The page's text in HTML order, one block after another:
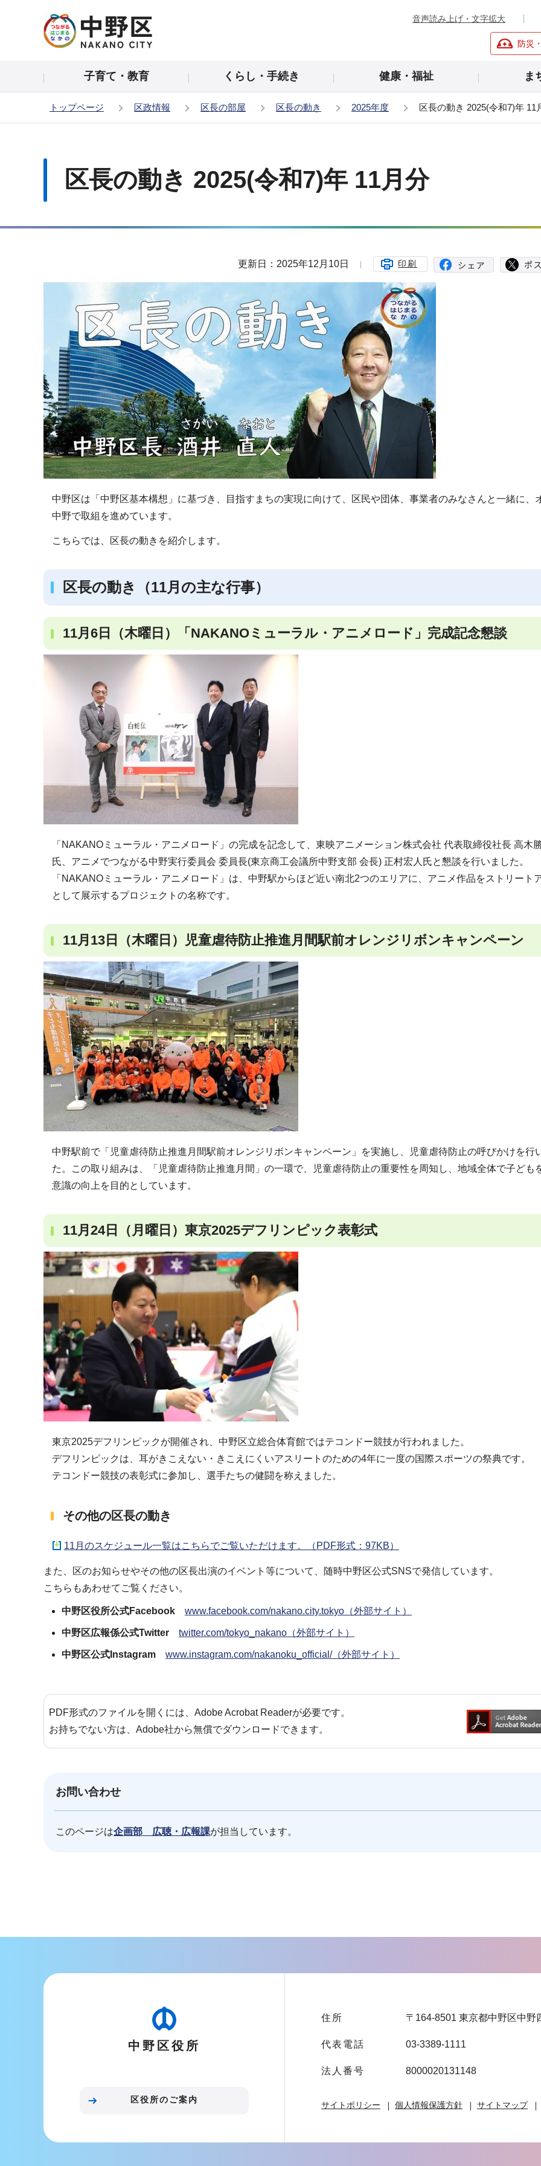
の
頭
音声読み上げ・文字拡大
防災
子育て・教育 くらし・手続き 健康・福祉 ま
トップページ 区政情報 区長の部屋 区長の動き 2025年度 区長の動き 2025(令和7)年 11
区長の動き 2025(令和7)年 11月分
更新日：2025年12月10日 印刷
中野区は「中野区基本構想」に基づき、目指すまちの実現に向けて、区民や団体、事業者のみなさんと一緒に、
中野で取組を進めています。
こちらでは、区長の動きを紹介します。
区長の動き（11月の主な行事）
11月6日（木曜日）「NAKANOミューラル・アニメロード」完成記念懇談
「NAKANOミューラル・アニメロード」の完成を記念して、東映アニメーション株式会社 代表取締役社長 高木
氏、アニメでつながる中野実行委員会 委員長(東京商工会議所中野支部 会長) 正村宏人氏と懇談を行いました。
「NAKANOミューラル・アニメロード」は、中野駅からほど近い南北2つのエリアに、アニメ作品をストリート
として展示するプロジェクトの名称です。
11月13日（木曜日）児童虐待防止推進月間駅前オレンジリボンキャンペーン
中野駅前で「児童虐待防止推進月間駅前オレンジリボンキャンペーン」を実施し、児童虐待防止の呼びかけを行
た。この取り組みは、「児童虐待防止推進月間」の一環で、児童虐待防止の重要性を周知し、地域全体で子ども
意識の向上を目的としています。
11月24日（月曜日）東京2025デフリンピック表彰式
東京2025デフリンピックが開催され、中野区立総合体育館ではテコンドー競技が行われました。
デフリンピックは、耳がきこえない・きこえにくいアスリートのための4年に一度の国際スポーツの祭典です。
テコンドー競技の表彰式に参加し、選手たちの健闘を称えました。
その他の区長の動き
11月のスケジュール一覧はこちらでご覧いただけます。（PDF形式：97KB）
また、区のお知らせやその他の区長出演のイベント等について、随時中野区公式SNSで発信しています。
こちらもあわせてご覧ください。
中野区役所公式Facebook www.facebook.com/nakano.city.tokyo（外部サイト）
中野区広報係公式Twitter twitter.com/tokyo_nakano（外部サイト）
中野区公式Instagram www.instagram.com/nakanoku_official/（外部サイト）
PDF形式のファイルを開くには、Adobe Acrobat Readerが必要です。
お持ちでない方は、Adobe社から無償でダウンロードできます。
お問い合わせ
このページは企画部 広聴・広報課が担当しています。
こ
ョ
ン
こ
こ
か
ら
中野区役所
区役所のご案内
住所 〒164-8501 東京都中野区中野
代表電話 03-3389-1111
法人番号 8000020131148
サイトポリシー 個人情報保護方針 サイトマップ